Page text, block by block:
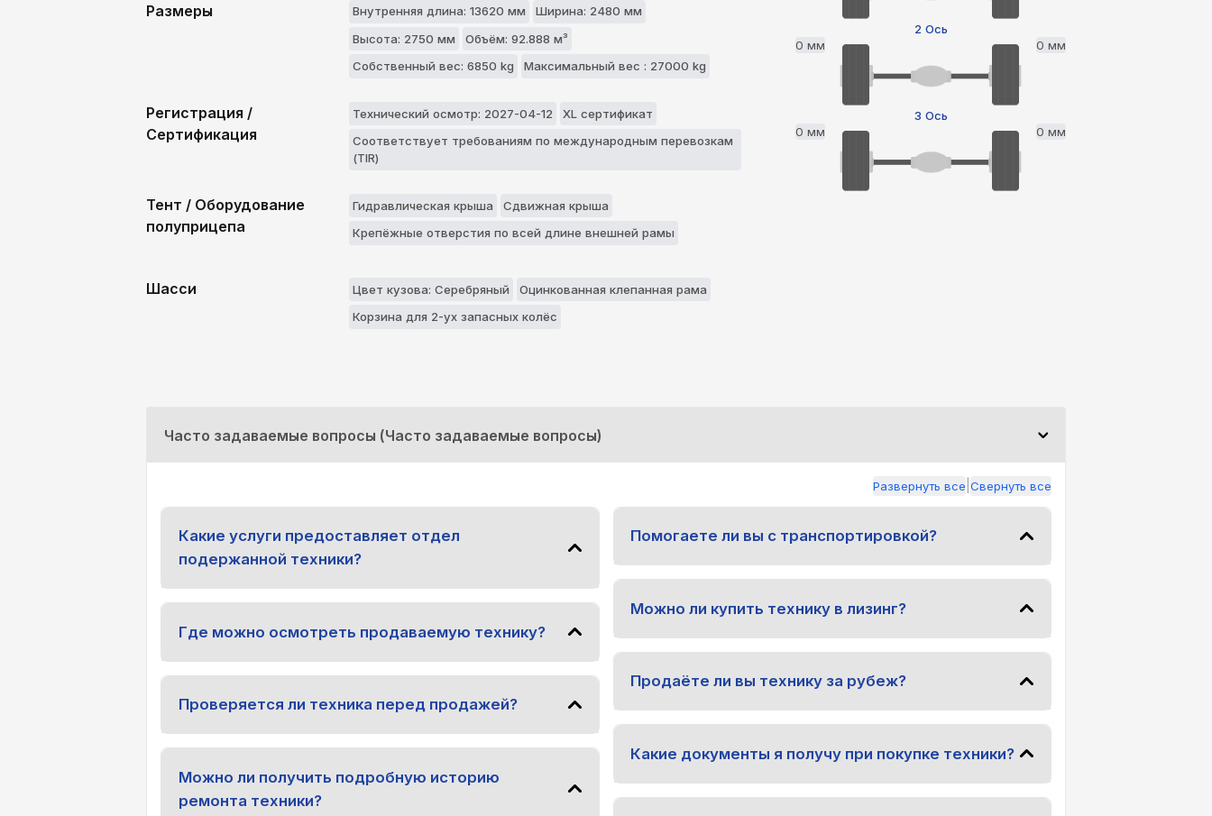
Размеры Внутренняя длина: 13620 мм
Ширина: 2480 мм
Высота: 2750 мм
Объём: 92.888 м³
Собственный вес: 6850 kg
Максимальный вес : 27000 kg
Регистрация /
Сертификация
Технический осмотр: 2027-04-12
XL сертификат
Соответствует требованиям по международным перевозкам
(TIR)
Тент / Оборудование
полуприцепа
Гидравлическая крыша
Сдвижная крыша
Крепёжные отверстия по всей длине внешней рамы
Шасси Цвет кузова: Серебряный
Оцинкованная клепанная рама
Корзина для 2-ух запасных колёс
2 Ось
0 мм
0 мм
3 Ось
0 мм
0 мм
Часто задаваемые вопросы (Часто задаваемые вопросы)
Развернуть все Свернуть все
Какие услуги предоставляет отдел
подержанной техники?
Где можно осмотреть продаваемую технику?
Проверяется ли техника перед продажей?
Можно ли получить подробную историю
ремонта техники?
Помогаете ли вы с транспортировкой?
Можно ли купить технику в лизинг?
Продаёте ли вы технику за рубеж?
Какие документы я получу при покупке техники?